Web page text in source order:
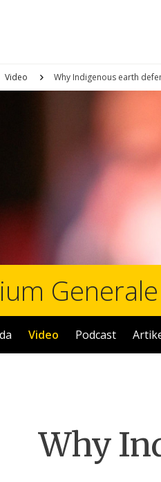
Video Why Indigenous earth
Generale
Video Podcast
Why